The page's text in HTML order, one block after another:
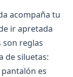
acompaña tu
ir apretada
son reglas
de siluetas:
pantalón es